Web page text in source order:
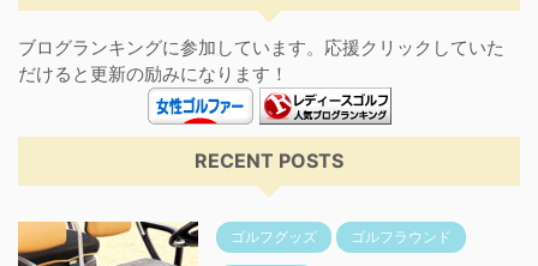
ブログランキングに参加しています。応援クリックしていた
だけると更新の励みになります！
RECENT POSTS
ゴルフグッズ ゴルフラウンド